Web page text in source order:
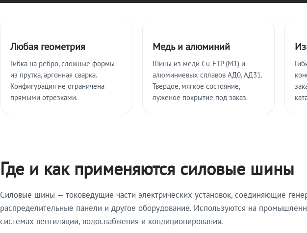
Любая геометрия
Гибка на ребро, сложные формы
из прутка, аргонная сварка.
Конфигурация не ограничена
прямыми отрезками.
Медь и алюминий
Шины из меди Cu-ETP (M1) и
алюминиевых сплавов АД0, АД31.
Твердое, мягкое состояние,
луженое покрытие под заказ.
Где и как применяются силовые шины
Силовые шины — токоведущие части электрических установок, соединяющие
распределительные панели и другое оборудование. Используются на
системах вентиляции, водоснабжения и кондиционирования.